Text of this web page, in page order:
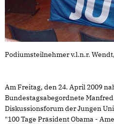
Podiumsteilnehmer v.l.n.r.
Am Freitag, den 24. April 2009
Bundestagsabegordnete
Diskussionsforum der Jungen
"100 Tage Präsident Obama -